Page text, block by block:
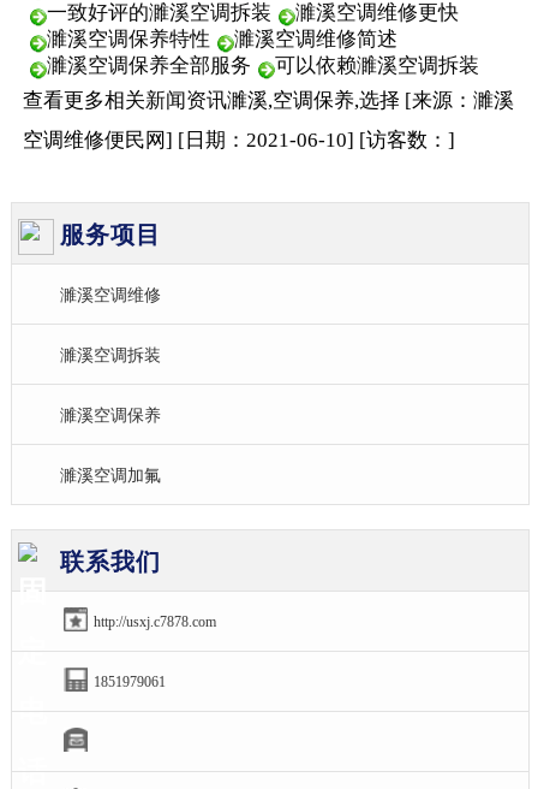
一致好评的濉溪空调拆装
濉溪空调维修更快
濉溪空调保养特性
濉溪空调维修简述
濉溪空调保养全部服务
可以依赖濉溪空调拆装
查看更多相关新闻资讯濉溪,空调保养,选择 [来源：濉溪
空调维修便民网] [日期：2021-06-10] [访客数： ]
服务项目
濉溪空调维修
濉溪空调拆装
濉溪空调保养
濉溪空调加氟
联系我们
http://usxj.c7878.com
1851979061